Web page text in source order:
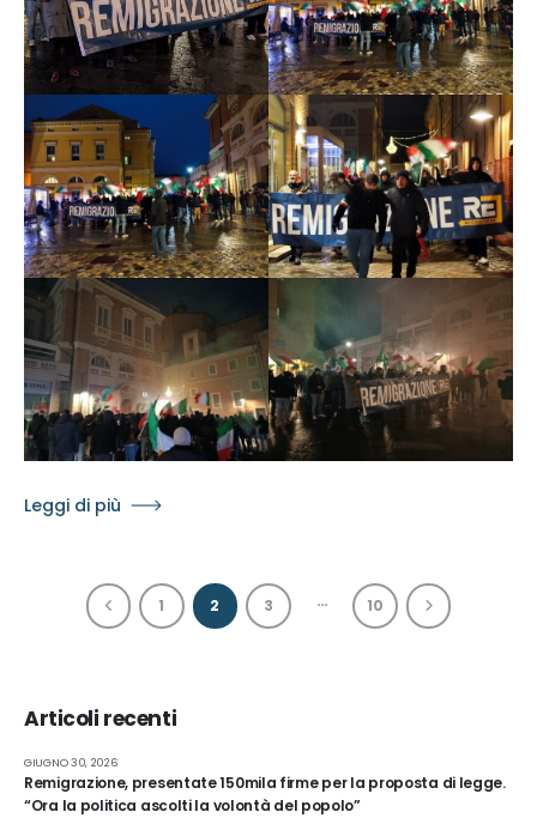
Leggi di più
1 2 3 … 10
Articoli recenti
Remigrazione, presentate 150mila firme per la proposta di legge.
“Ora la politica ascolti la volontà del popolo”
GIUGNO 30, 2026